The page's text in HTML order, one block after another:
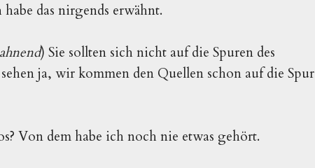
das nirgends erwähnt.
) Sie sollten sich nicht auf die Spuren des
ja, wir kommen den Quellen schon auf die Spur
Von dem habe ich noch nie etwas gehört.